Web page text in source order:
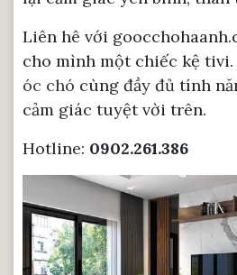
Liên hê với
cho mình một chiếc kệ tivi.
óc chó cùng đầy đủ tính
cảm giác tuyệt vời trên.
Hotline: 0902.261.386